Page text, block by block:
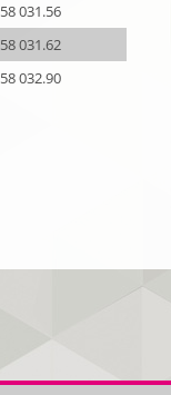
58 031.56
58 031.62
58 032.90